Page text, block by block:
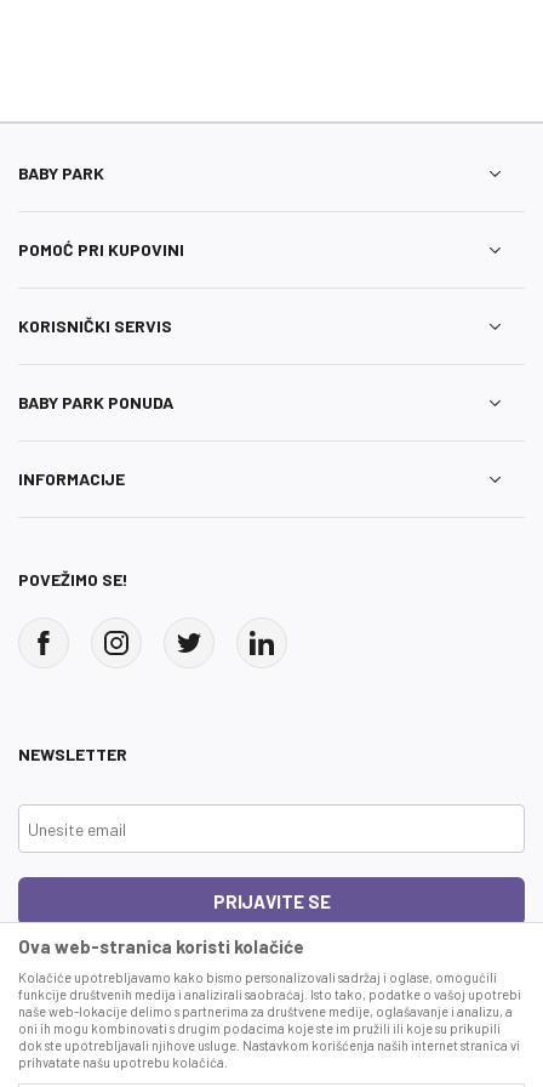
BABY PARK
POMOĆ PRI KUPOVINI
KORISNIČKI SERVIS
BABY PARK PONUDA
INFORMACIJE
POVEŽIMO SE!
NEWSLETTER
PRIJAVITE SE
This site is protected by reCAPTCHA and the GooglePrivacy Policy andTerms
of Serviceapply.
Ova web-stranica koristi kolačiće
Kolačiće upotrebljavamo kako bismo personalizovali sadržaj i oglase, omogućili
funkcije društvenih medija i analizirali saobraćaj. Isto tako, podatke o vašoj upotrebi
naše web-lokacije delimo s partnerima za društvene medije, oglašavanje i analizu, a
oni ih mogu kombinovati s drugim podacima koje ste im pružili ili koje su prikupili
dok ste upotrebljavali njihove usluge. Nastavkom korišćenja naših internet stranica vi
prihvatate našu upotrebu kolačića.